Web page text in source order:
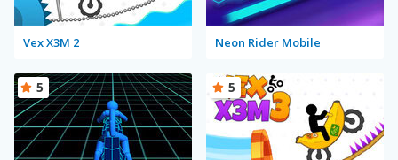
Vex X3M 2 Neon Rider Mobile
5 5